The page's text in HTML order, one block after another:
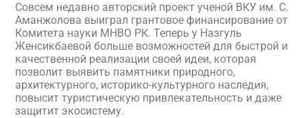
Совсем недавно авторский проект ученой ВКУ им. С.
Аманжолова выиграл грантовое финансирование от
Комитета науки МНВО РК. Теперь у Назгуль
Женсикбаевой больше возможностей для быстрой и
качественной реализации своей идеи, которая
позволит выявить памятники природного,
архитектурного, историко-культурного наследия,
повысит туристическую привлекательность и даже
защитит экосистему.